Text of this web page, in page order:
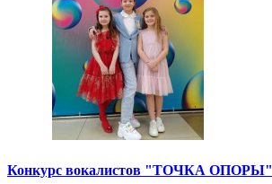
Конкурс вокалистов "ТОЧКА